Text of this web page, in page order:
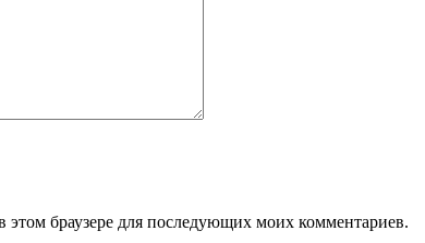
этом браузере для последующих моих комментариев.